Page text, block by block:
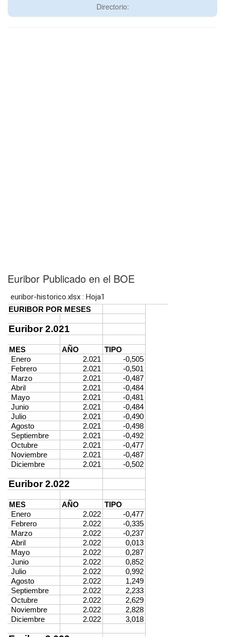
Directorio:
Euribor Publicado en el BOE